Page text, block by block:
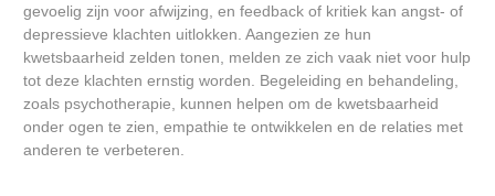
gevoelig zijn voor afwijzing, en feedback of kritiek kan angst- of
depressieve klachten uitlokken. Aangezien ze hun
kwetsbaarheid zelden tonen, melden ze zich vaak niet voor hulp
tot deze klachten ernstig worden. Begeleiding en behandeling,
zoals psychotherapie, kunnen helpen om de kwetsbaarheid
onder ogen te zien, empathie te ontwikkelen en de relaties met
anderen te verbeteren.